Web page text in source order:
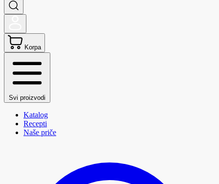
Korpa
Svi proizvodi
Katalog
Recepti
Naše priče